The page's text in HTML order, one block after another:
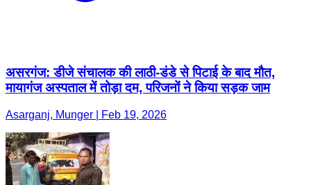
असरगंज: डीजे संचालक की लाठी-डंडे से पिटाई के बाद मौत,
मायागंज अस्पताल में तोड़ा दम, परिजनों ने किया सड़क जाम
Asarganj, Munger | Feb 19, 2026